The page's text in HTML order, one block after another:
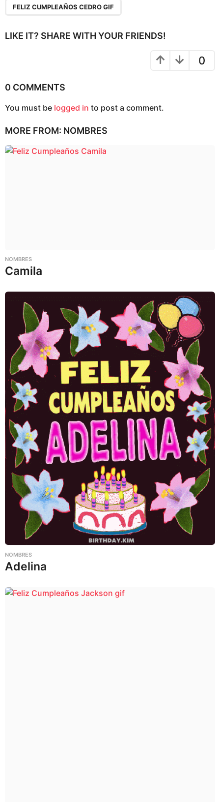
i
i
n
FELIZ CUMPLEAÑOS CEDRO GIF
LIKE IT? SHARE WITH YOUR FRIENDS!
0
0 COMMENTS
You must be logged in to post a comment.
MORE FROM: NOMBRES
NOMBRES
Camila
NOMBRES
Adelina